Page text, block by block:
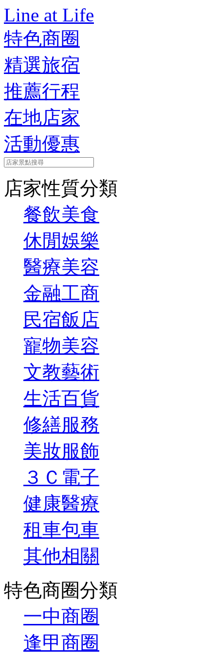
Line at Life
特色商圈
精選旅宿
推薦行程
在地店家
活動優惠
店家性質分類
餐飲美食
休閒娛樂
醫療美容
金融工商
民宿飯店
寵物美容
文教藝術
生活百貨
修繕服務
美妝服飾
３Ｃ電子
健康醫療
租車包車
其他相關
特色商圈分類
一中商圈
逢甲商圈